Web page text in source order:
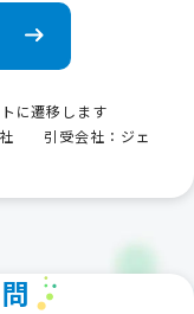
に遷移します
社 引受会社：ジェ